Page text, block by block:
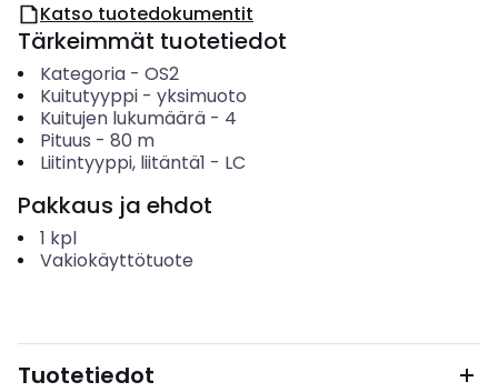
Katso tuotedokumentit
Tärkeimmät tuotetiedot
Kategoria- OS2
Kuitutyyppi- yksimuoto
Kuitujen lukumäärä- 4
Pituus - 80 m
Liitintyyppi, liitäntä1 - LC
Pakkaus ja ehdot
1 kpl
Vakiokäyttötuote
Tuotetiedot